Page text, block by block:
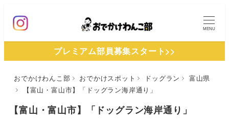
ン
MENU
プレミアム部員募集スタート>>
おでかけわんこ部 おでかけスポット ドッグラン
富山県
【富山・富山市】「ドッグラン海岸通り」
【富山・富山市】「ドッグラン海岸通り」